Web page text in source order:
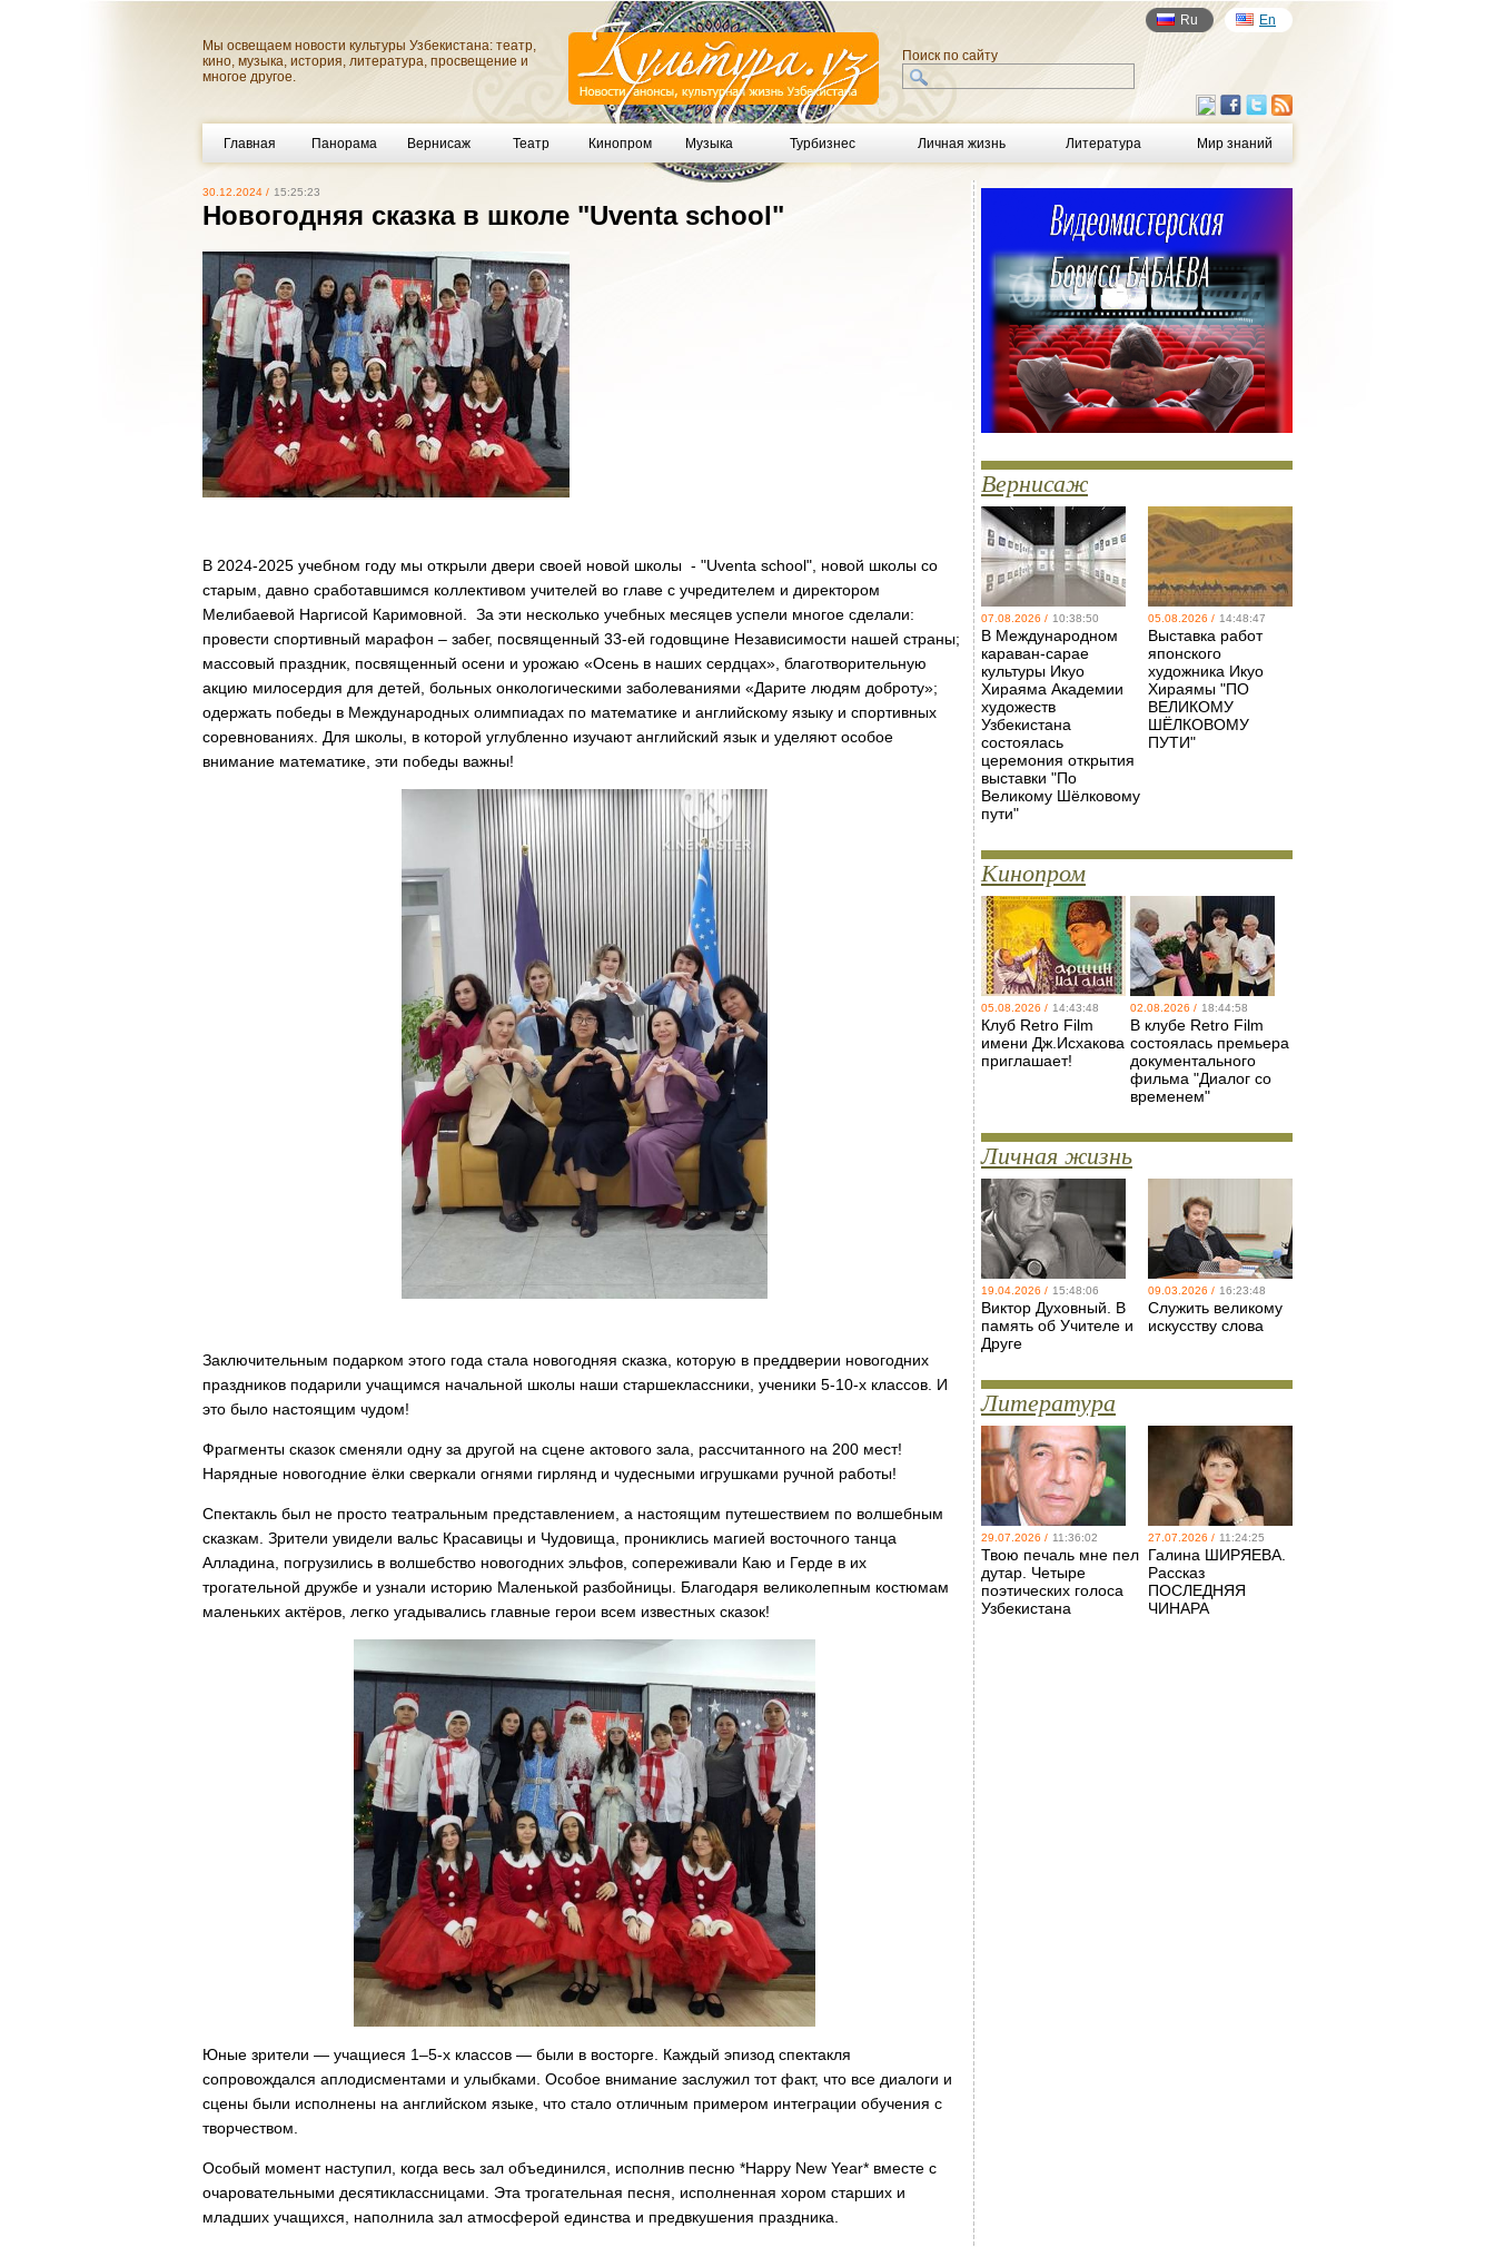
Мы освещаем новости культуры Узбекистана: театр,
кино, музыка, история, литература, просвещение и
многое другое.
Ru En
Поиск по сайту
Главная Панорама Вернисаж Театр Кинопром Музыка Турбизнес Личная жизнь Литература Мир знаний
30.12.2024 / 15:25:23
Новогодняя сказка в школе "Uventa school"
В 2024-2025 учебном году мы открыли двери своей новой школы - "Uventa school", новой школы со
старым, давно сработавшимся коллективом учителей во главе с учредителем и директором
Мелибаевой Наргисой Каримовной. За эти несколько учебных месяцев успели многое сделали:
провести спортивный марафон – забег, посвященный 33-ей годовщине Независимости нашей страны;
массовый праздник, посвященный осени и урожаю «Осень в наших сердцах», благотворительную
акцию милосердия для детей, больных онкологическими заболеваниями «Дарите людям доброту»;
одержать победы в Международных олимпиадах по математике и английскому языку и спортивных
соревнованиях. Для школы, в которой углубленно изучают английский язык и уделяют особое
внимание математике, эти победы важны!
Заключительным подарком этого года стала новогодняя сказка, которую в преддверии новогодних
праздников подарили учащимся начальной школы наши старшеклассники, ученики 5-10-х классов. И
это было настоящим чудом!
Фрагменты сказок сменяли одну за другой на сцене актового зала, рассчитанного на 200 мест!
Нарядные новогодние ёлки сверкали огнями гирлянд и чудесными игрушками ручной работы!
Спектакль был не просто театральным представлением, а настоящим путешествием по волшебным
сказкам. Зрители увидели вальс Красавицы и Чудовища, прониклись магией восточного танца
Алладина, погрузились в волшебство новогодних эльфов, сопереживали Каю и Герде в их
трогательной дружбе и узнали историю Маленькой разбойницы. Благодаря великолепным костюмам
маленьких актёров, легко угадывались главные герои всем известных сказок!
Юные зрители — учащиеся 1–5-х классов — были в восторге. Каждый эпизод спектакля
сопровождался аплодисментами и улыбками. Особое внимание заслужил тот факт, что все диалоги и
сцены были исполнены на английском языке, что стало отличным примером интеграции обучения с
творчеством.
Особый момент наступил, когда весь зал объединился, исполнив песню *Happy New Year* вместе с
очаровательными десятиклассницами. Эта трогательная песня, исполненная хором старших и
младших учащихся, наполнила зал атмосферой единства и предвкушения праздника.
Вернисаж
07.08.2026 / 10:38:50
В Международном
караван-сарае
культуры Икуо
Хираяма Академии
художеств
Узбекистана
состоялась
церемония открытия
выставки "По
Великому Шёлковому
пути"
05.08.2026 / 14:48:47
Выставка работ
японского
художника Икуо
Хираямы "ПО
ВЕЛИКОМУ
ШЁЛКОВОМУ
ПУТИ"
Кинопром
05.08.2026 / 14:43:48
Клуб Retro Film
имени Дж.Исхакова
приглашает!
02.08.2026 / 18:44:58
В клубе Retro Film
состоялась премьера
документального
фильма "Диалог со
временем"
Личная жизнь
19.04.2026 / 15:48:06
Виктор Духовный. В
память об Учителе и
Друге
09.03.2026 / 16:23:48
Служить великому
искусству слова
Литература
29.07.2026 / 11:36:02
Твою печаль мне пел
дутар. Четыре
поэтических голоса
Узбекистана
27.07.2026 / 11:24:25
Галина ШИРЯЕВА.
Рассказ
ПОСЛЕДНЯЯ
ЧИНАРА